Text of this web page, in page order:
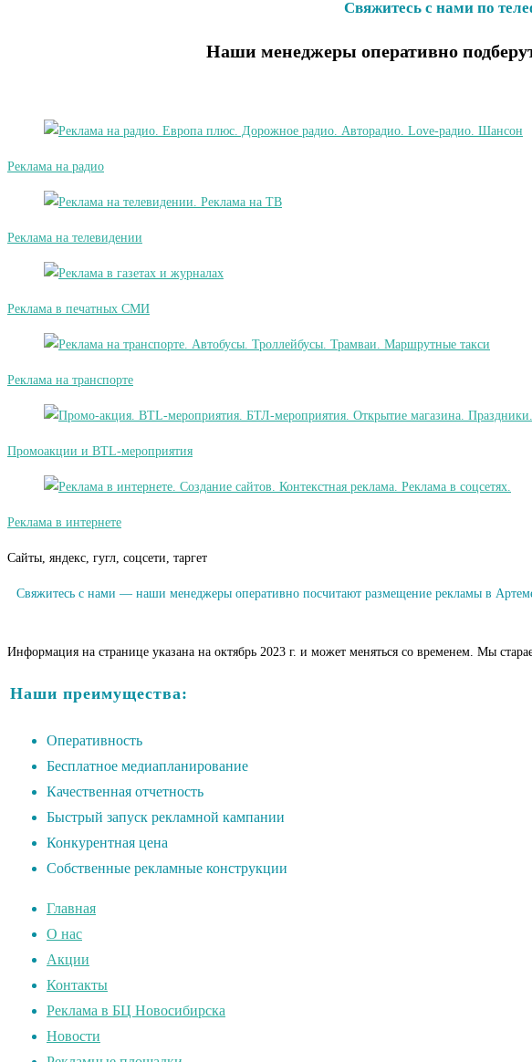
Свяжитесь с нами по
Наши менеджеры оперативно
Реклама на радио
Реклама на телевидении
Реклама в печатных СМИ
Реклама на транспорте
Промоакции и BTL-мероприятия
Реклама в интернете
Сайты, яндекс, гугл, соцсети, таргет
Свяжитесь с нами — наши менеджеры оперативно посчитают размещение рекламы в
Информация на странице указана на октябрь 2023 г. и может меняться со временем. Мы
Наши преимущества:
Оперативность
Бесплатное медиапланирование
Качественная отчетность
Быстрый запуск рекламной кампании
Конкурентная цена
Собственные рекламные конструкции
Главная
О нас
Акции
Контакты
Реклама в БЦ Новосибирска
Новости